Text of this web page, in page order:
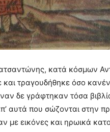
κατά κόσμων
τραγουδήθηκε όσο
δε γράφτηκαν τόσα
αυτά που σώζονται στην
με εικόνες και ηρωικά